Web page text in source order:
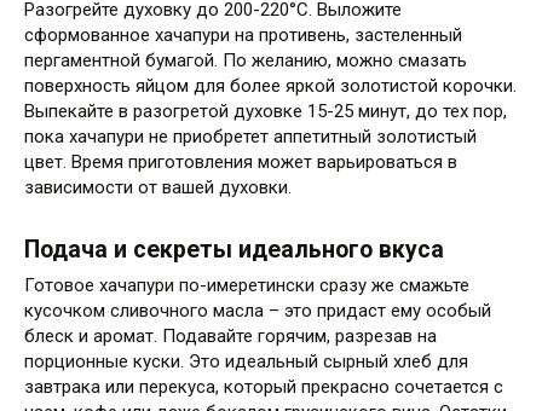
Разогрейте духовку до 200-220°C. Выложите
сформованное хачапури на противень, застеленный
пергаментной бумагой. По желанию, можно смазать
поверхность яйцом для более яркой золотистой корочки.
Выпекайте в разогретой духовке 15-25 минут, до тех пор,
пока хачапури не приобретет аппетитный золотистый
цвет. Время приготовления может варьироваться в
зависимости от вашей духовки.
Подача и секреты идеального вкуса
Готовое хачапури по-имеретински сразу же смажьте
кусочком сливочного масла – это придаст ему особый
блеск и аромат. Подавайте горячим, разрезав на
порционные куски. Это идеальный сырный хлеб для
завтрака или перекуса, который прекрасно сочетается с